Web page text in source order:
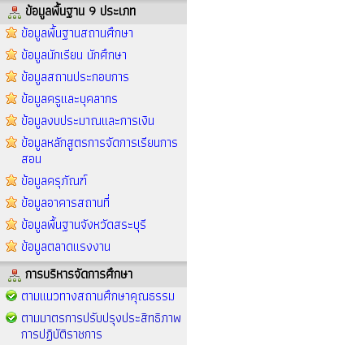
ข้อมูลพื้นฐาน 9 ประเภท
ข้อมูลพื้นฐานสถานศึกษา
ข้อมูลนักเรียน นักศึกษา
ข้อมูลสถานประกอบการ
ข้อมูลครูและบุคลากร
ข้อมูลงบประมาณและการเงิน
ข้อมูลหลักสูตรการจัดการเรียนการ
สอน
ข้อมูลครุภัณฑ์
ข้อมูลอาคารสถานที่
ข้อมูลพื้นฐานจังหวัดสระบุรี
ข้อมูลตลาดแรงงาน
การบริหารจัดการศึกษา
ตามแนวทางสถานศึกษาคุณธรรม
ตามมาตรการปรับปรุงประสิทธิภาพ
การปฏิบัติราชการ